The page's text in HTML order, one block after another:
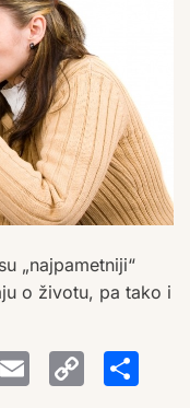
„najpametniji“
o životu, pa tako i
Email